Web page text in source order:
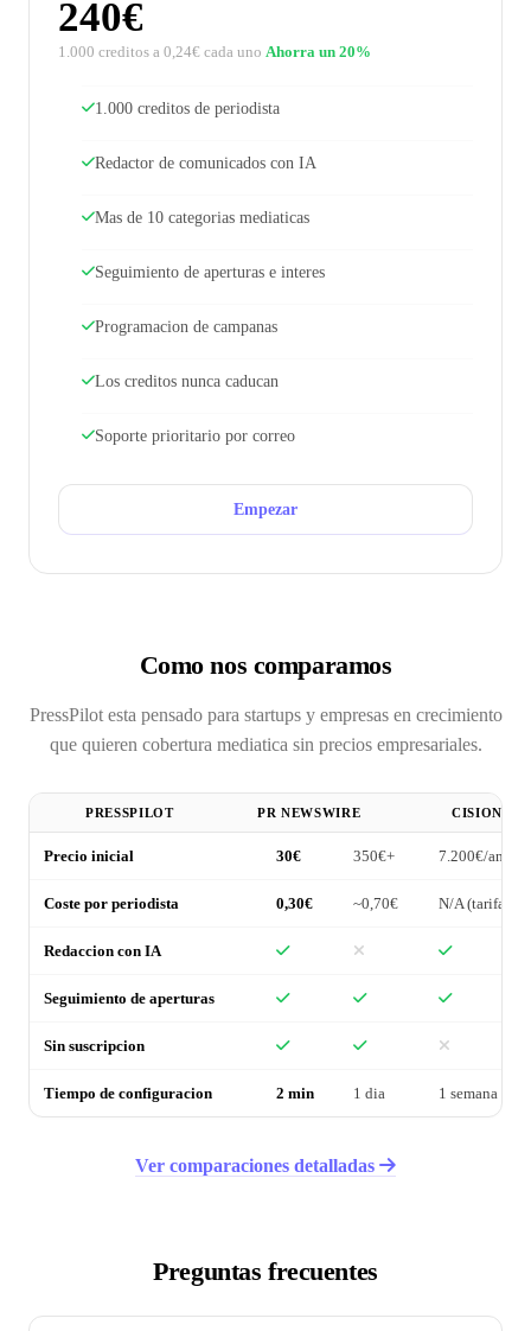
240€
1.000 creditos a 0,24€ cada uno Ahorra un 20%
1.000 creditos de periodista
Redactor de comunicados con IA
Mas de 10 categorias mediaticas
Seguimiento de aperturas e interes
Programacion de campanas
Los creditos nunca caducan
Soporte prioritario por correo
Empezar
Como nos comparamos
PressPilot esta pensado para startups y empresas en crecimiento
que quieren cobertura mediatica sin precios empresariales.
PRESSPILOT PR NEWSWIRE CISION
Precio inicial 30€ 350€+ 7.200€/ano
Coste por periodista 0,30€ ~0,70€ N/A (tarifa
Redaccion con IA
Seguimiento de aperturas
Sin suscripcion
Tiempo de configuracion 2 min 1 dia 1 semana
Ver comparaciones detalladas
Preguntas frecuentes